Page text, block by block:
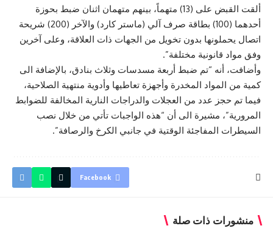
ألقت القبض على (13) متهماً، بينهم متهمان اثنان ضبط بحوزة
أحدهما (100) بطاقة صرف آلي (ماستر كارد) والآخر (200) شريحة
اتصال يحملونها بدون تخويل من الجهات ذات العلاقة، وعلى آخرين
وفق مواد قانونية مختلفة”.
وأضافت، أنه “تم ضبط أربعة مسدسات وثلاث بنادق، بالإضافة الى
كمية من المواد المخدرة وأجهزة تعاطيها وأدوية منتهية الصلاحية،
فيما تم حجز عدد من العجلات والدراجات النارية المخالفة للضوابط
المرورية”، مشيرة الى أن “هذه الواجبات تأتي من خلال نصب
السيطرات المفاجئة الوقتية في جانبي الكرخ والرصافة”.
Facebook
منشورات ذات صلة